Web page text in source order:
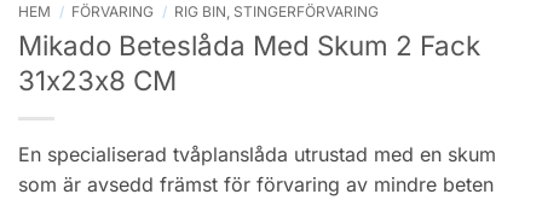
HEM / FÖRVARING / RIG BIN, STINGERFÖRVARING
Mikado Beteslåda Med Skum 2 Fack
31x23x8 CM
En specialiserad tvåplanslåda utrustad med en skum
som är avsedd främst för förvaring av mindre beten